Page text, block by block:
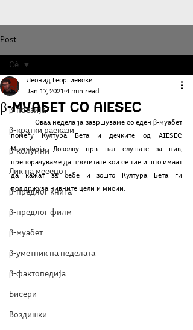
Post
Сè
β-поезија
β-кратки раскази
β-колумни
Лик на месецот
β-предлог книга
β-предлог филм
β-муабет
β-уметник на неделата
β-фактопедија
Бисери
Воздишки
Сè
β-Муабет со aiesec
Леонид Георгиевски
Jan 17, 2021 4 min read
	Оваа недела ја завршуваме со еден β-муабет
помеѓу Култура Бета и дечките од AIESEC
Macedonia. Доколку прв пат слушате за нив,
препорачуваме да прочитате кои се тие и што имаат
да кажат за себе и зошто Култура Бета ги
поддржува нивните цели и мисии.